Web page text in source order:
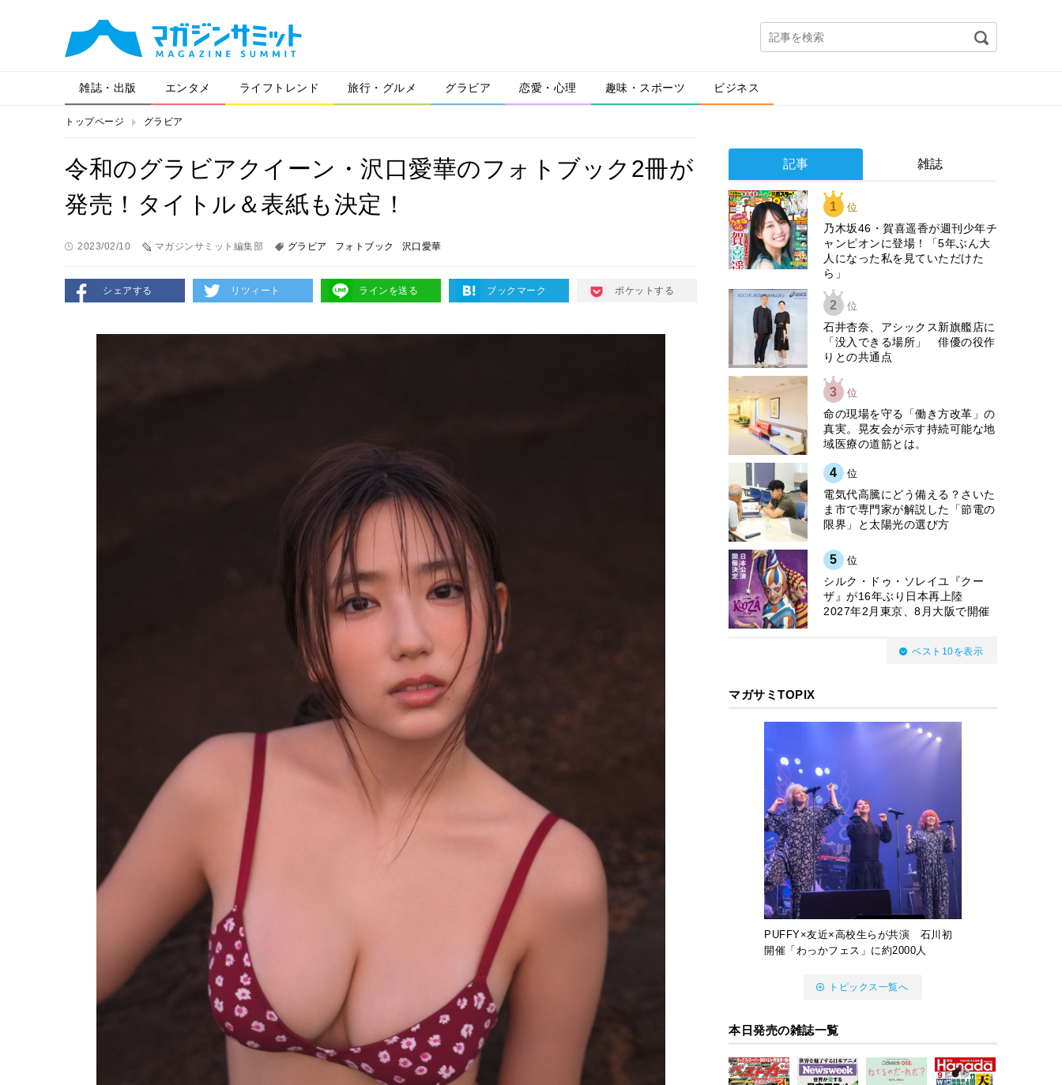
雑誌・出版 エンタメ ライフトレンド 旅行・グルメ グラビア 恋愛・心理 趣味・スポーツ ビジネス
トップページ グラビア
令和のグラビアクイーン・沢口愛華のフォトブック2冊が
発売！タイトル＆表紙も決定！
2023/02/10 マガジンサミット編集部 グラビア フォトブック 沢口愛華
シェアする リツィート ラインを送る ブックマーク ポケットする
記事 雑誌
1 位
乃木坂46・賀喜遥香が週刊少年チ
ャンピオンに登場！「5年ぶん大
人になった私を見ていただけた
ら」
2 位
石井杏奈、アシックス新旗艦店に
「没入できる場所」 俳優の役作
りとの共通点
3 位
​命の現場を守る「働き方改革」の
真実。晃友会が示す持続可能な地
域医療の道筋とは。
4 位
電気代高騰にどう備える？さいた
ま市で専門家が解説した「節電の
限界」と太陽光の選び方
5 位
シルク・ドゥ・ソレイユ『クー
ザ』が16年ぶり日本再上陸
2027年2月東京、8月大阪で開催
ベスト10を表示
マガサミTOPIX
PUFFY×友近×高校生らが共演 石川初
開催「わっかフェス」に約2000人
トピックス一覧へ
本日発売の雑誌一覧